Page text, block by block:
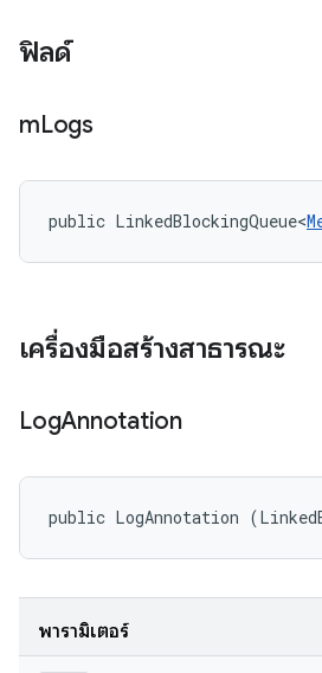
ฟิลด์
mLogs
public LinkedBlockingQueue<
เครื่องมือสร้างสาธารณะ
LogAnnotation
public LogAnnotation
พารามิเตอร์